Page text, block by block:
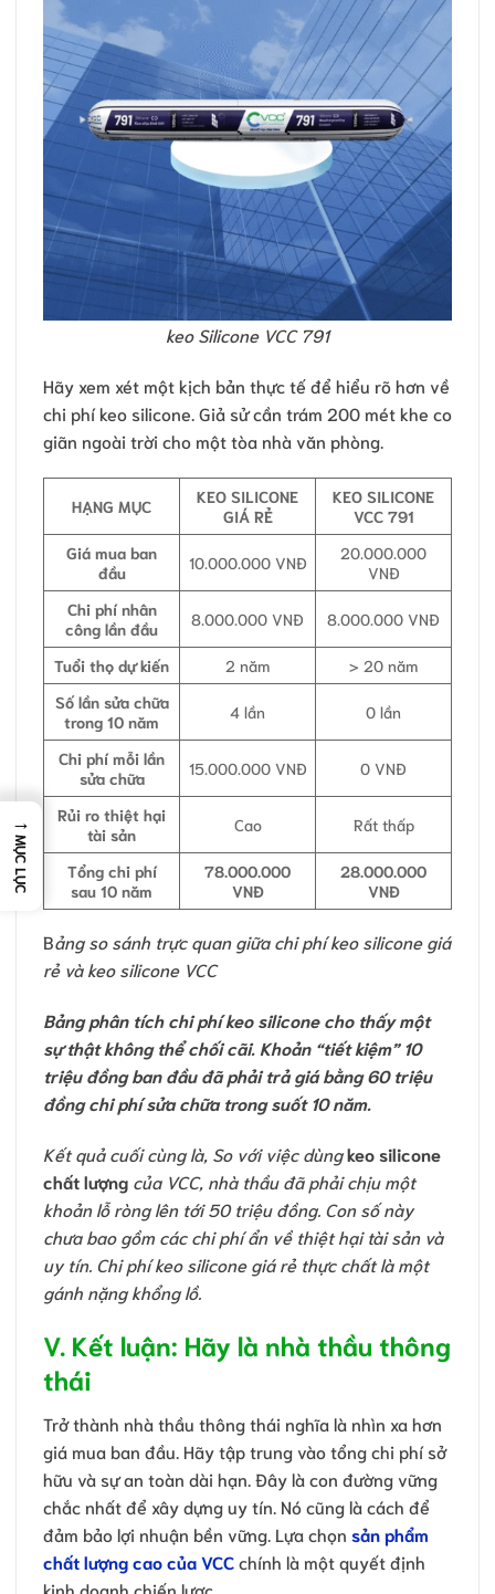
keo Silicone VCC 791
Hãy xem xét một kịch bản thực tế để hiểu rõ hơn về
chi phí keo silicone. Giả sử cần trám 200 mét khe co
giãn ngoài trời cho một tòa nhà văn phòng.
HẠNG MỤC
KEO SILICONE
GIÁ RẺ
KEO SILICONE
VCC 791
Giá mua ban
đầu
10.000.000 VNĐ
20.000.000
VNĐ
Chi phí nhân
công lần đầu
8.000.000 VNĐ 8.000.000 VNĐ
Tuổi thọ dự kiến 2 năm
> 20 năm
Số lần sửa chữa
trong 10 năm
4 lần 0 lần
Chi phí mỗi lần
sửa chữa
15.000.000 VNĐ 0 VNĐ
Rủi ro thiệt hại
tài sản
Cao Rất thấp
Tổng chi phí
sau 10 năm
78.000.000
VNĐ
28.000.000
VNĐ
Bảng so sánh trực quan giữa chi phí keo silicone giá
rẻ và keo silicone VCC
Bảng phân tích chi phí keo silicone cho thấy một
sự thật không thể chối cãi. Khoản “tiết kiệm” 10
triệu đồng ban đầu đã phải trả giá bằng 60 triệu
đồng chi phí sửa chữa trong suốt 10 năm.
Kết quả cuối cùng là, So với việc dùngkeo silicone
chất lượng của VCC, nhà thầu đã phải chịu một
khoản lỗ ròng lên tới 50 triệu đồng. Con số này
chưa bao gồm các chi phí ẩn về thiệt hại tài sản và
uy tín. Chi phí keo silicone giá rẻ thực chất là một
gánh nặng khổng lồ.
V. Kết luận: Hãy là nhà thầu thông
thái
Trở thành nhà thầu thông thái nghĩa là nhìn xa hơn
giá mua ban đầu. Hãy tập trung vào tổng chi phí sở
hữu và sự an toàn dài hạn. Đây là con đường vững
chắc nhất để xây dựng uy tín. Nó cũng là cách để
đảm bảo lợi nhuận bền vững. Lựa chọn sản phẩm
chất lượng cao của VCCchính là một quyết định
→
MỤC LỤC